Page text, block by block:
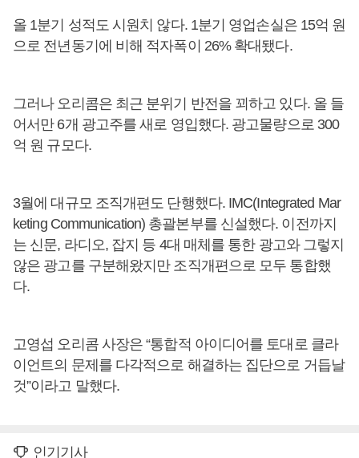
올 1분기 성적도 시원치 않다. 1분기 영업손실은 15억 원
으로 전년동기에 비해 적자폭이 26% 확대됐다.
그러나 오리콤은 최근 분위기 반전을 꾀하고 있다. 올 들
어서만 6개 광고주를 새로 영입했다. 광고물량으로 300
억 원 규모다.
3월에 대규모 조직개편도 단행했다. IMC(Integrated Mar
keting Communication) 총괄본부를 신설했다. 이전까지
는 신문, 라디오, 잡지 등 4대 매체를 통한 광고와 그렇지
않은 광고를 구분해왔지만 조직개편으로 모두 통합했
다.
고영섭 오리콤 사장은 “통합적 아이디어를 토대로 클라
이언트의 문제를 다각적으로 해결하는 집단으로 거듭날
것”이라고 말했다.
인기기사